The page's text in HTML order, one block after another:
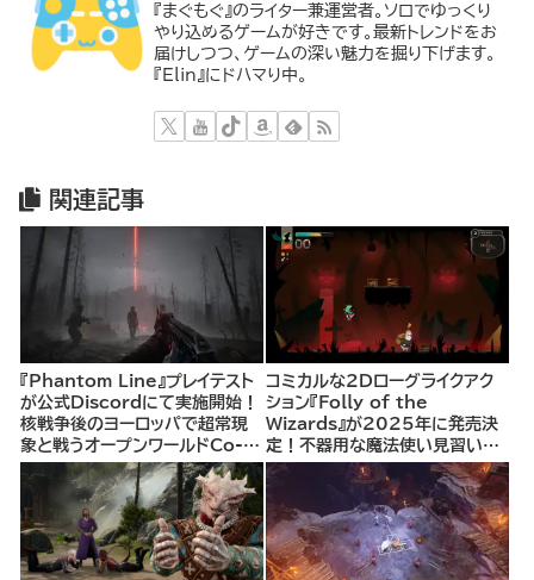
『まぐもぐ』のライター兼運営者。ソロでゆっくり
やり込めるゲームが好きです。最新トレンドをお
届けしつつ、ゲームの深い魅力を掘り下げます。
『Elin』にドハマり中。
関連記事
『Phantom Line』プレイテスト
が公式Discordにて実施開始！
核戦争後のヨーロッパで超常現
象と戦うオープンワールドCo-
opシューター
コミカルな2Dローグライクアク
ション『Folly of the
Wizards』が2025年に発売決
定！不器用な魔法使い見習いと
して、ランダム生成ダンジョンを
探索し、世界を救う冒険へ。